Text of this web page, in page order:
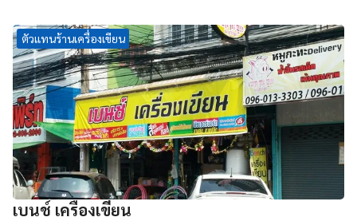
ตัวแทนร้านเครื่องเขียน
เบนช์ เครื่องเขียน